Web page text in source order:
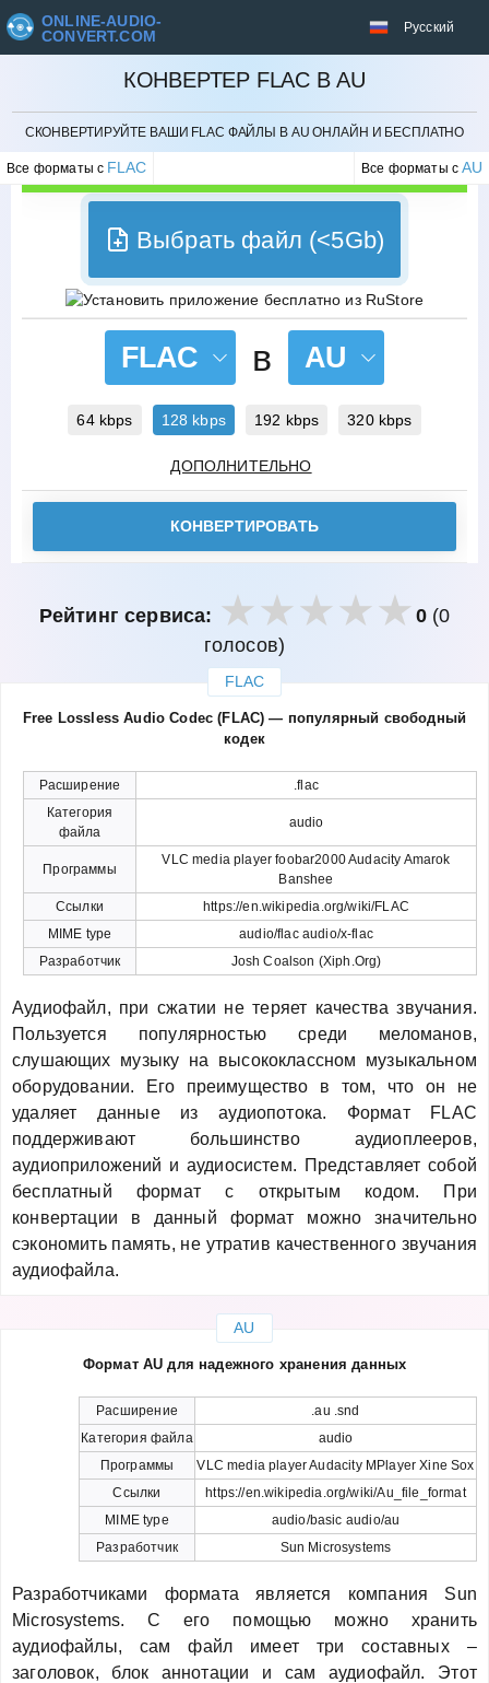
ONLINE-AUDIO-
CONVERT.COM
Русский
КОНВЕРТЕР FLAC В AU
СКОНВЕРТИРУЙТЕ ВАШИ FLAC ФАЙЛЫ В AU ОНЛАЙН И БЕСПЛАТНО
Все форматы с FLAC Все форматы сAU
ОТМЕНИТЬ
Выбрать файл (<5Gb)
FLAC в AU
64 kbps 128 kbps 192 kbps 320 kbps
ДОПОЛНИТЕЛЬНО
КОНВЕРТИРОВАТЬ
Рейтинг сервиса: 0(0
голосов)
FLAC
Free Lossless Audio Codec (FLAC) — популярный свободный
кодек
Расширение
.flac
Категория
файла
audio
Программы
VLC media player foobar2000 Audacity Amarok
Banshee
Ссылки
https://en.wikipedia.org/wiki/FLAC
MIME type
audio/flac audio/x-flac
Разработчик
Josh Coalson (Xiph.Org)
Аудиофайл, при сжатии не теряет качества звучания.
Пользуется популярностью среди меломанов,
слушающих музыку на высококлассном музыкальном
оборудовании. Его преимущество в том, что он не
удаляет данные из аудиопотока. Формат FLAC
поддерживают большинство аудиоплееров,
аудиоприложений и аудиосистем. Представляет собой
бесплатный формат с открытым кодом. При
конвертации в данный формат можно значительно
сэкономить память, не утратив качественного звучания
аудиофайла.
AU
Формат AU для надежного хранения данных
Расширение
.au .snd
Категория файла
audio
Программы
VLC media player Audacity MPlayer Xine Sox
Ссылки
https://en.wikipedia.org/wiki/Au_file_format
MIME type
audio/basic audio/au
Разработчик
Sun Microsystems
Разработчиками формата является компания Sun
Microsystems. С его помощью можно хранить
аудиофайлы, сам файл имеет три составных –
заголовок, блок аннотации и сам аудиофайл. Этот